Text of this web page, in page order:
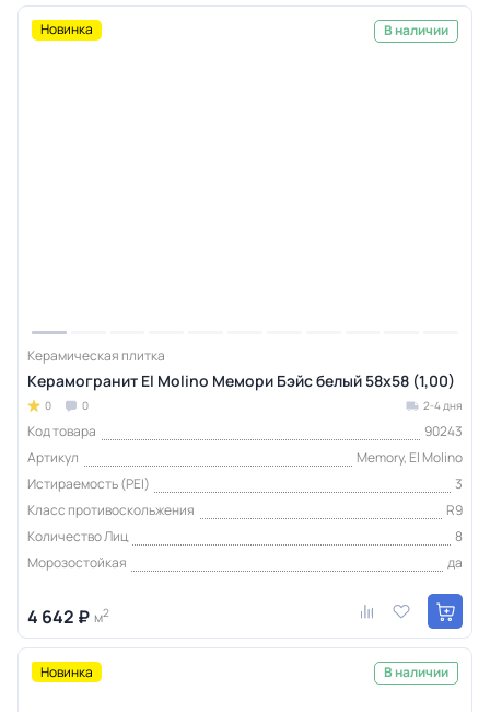
Новинка В наличии
Керамическая плитка
Керамогранит El Molino Мемори Бэйс белый 58x58 (1,00)
0 0 2-4 дня
Код товара
90243
Артикул
Memory, El Molino
Истираемость (PEI)
3
Класс противоскольжения
R9
Количество Лиц
8
Морозостойкая
да
4 642 ₽ м2
Новинка В наличии